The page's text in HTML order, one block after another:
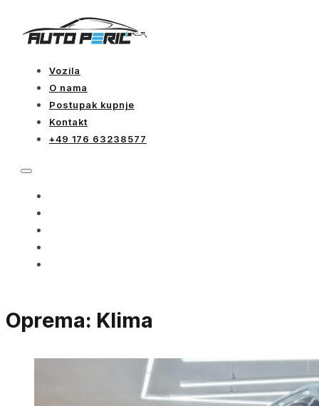
Vozila
O nama
Postupak kupnje
Kontakt
+49 176 63238577
Oprema: Klima